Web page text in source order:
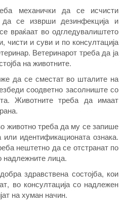
механички да се исчисти
да се изврши дезинфекција и
враќаат во одгледувалиштето
чисти и суви и по консултација
Ветеринарот треба да ја
на животните.
да се сместат во шталите на
соодветно засолниште со
Животните треба да имаат
животно треба да му се запише
идентификационата ознака.
нештетно да се отстранат по
надлежните лица.
здравствена состојба, кои
во консултација со надлежен
на хуман начин.